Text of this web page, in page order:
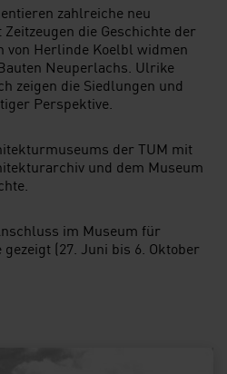
zahlreiche neu
die Geschichte der
von Herlinde Koelbl widmen
Neuperlachs. Ulrike
zeigen die Siedlungen und
Perspektive.
der TUM mit
und dem Museum
im Museum für
(27. Juni bis 6. Oktober